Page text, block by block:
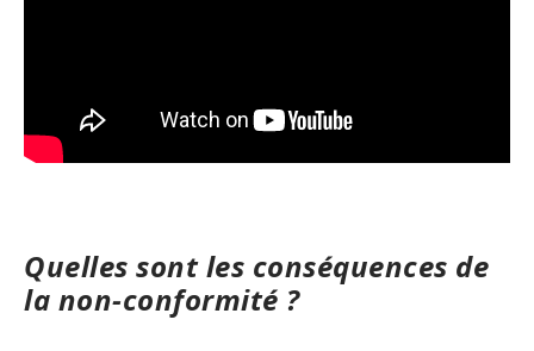
Quelles sont les conséquences de
la non-conformité ?